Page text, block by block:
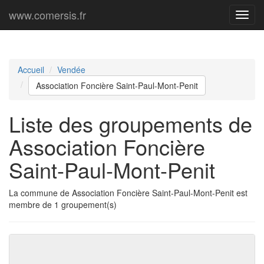
Menu
www.comersis.fr
Accueil
Vendée
Association Foncière Saint-Paul-Mont-Penit
Liste des groupements de
Association Foncière
Saint-Paul-Mont-Penit
La commune de Association Foncière Saint-Paul-Mont-Penit est
membre de 1 groupement(s)